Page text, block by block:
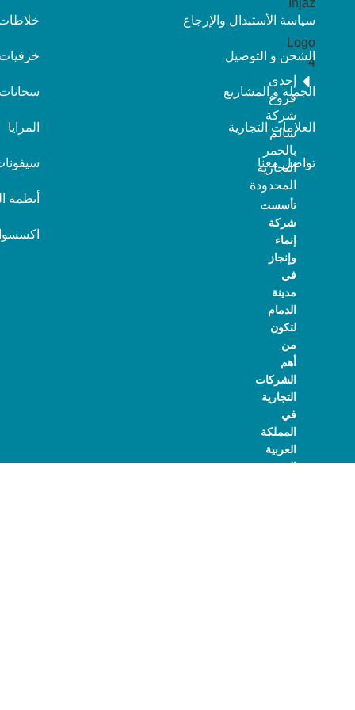
إحدى
فروع
شركة
سالم
بالحمر
التجارية
المحدودة
تأسست
شركة
إنماء
وإنجاز
في
مدينة
الدمام
لتكون
من
أهم
الشركات
التجارية
في
المملكة
العربية
السعودية
سياسة الأستبدال والإرجاع
الشحن و التوصيل
الجملة و المشاريع
العلامات التجارية
تواصل معنا
المرايا
أنظمة